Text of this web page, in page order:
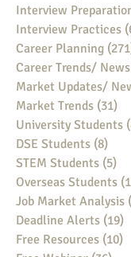
Interview
Interview Practices
Career Planning
Career Trends/
Market Updates/
Market Trends (31)
University Students
DSE Students (8)
STEM Students (5)
Overseas Students
Job Market Analysis
Deadline Alerts (19)
Free Resources (10)